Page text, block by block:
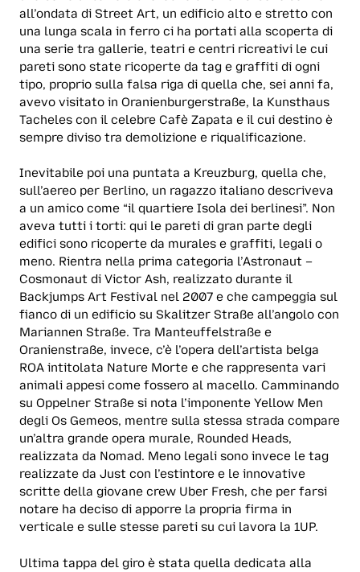
all’ondata di Street Art, un edificio alto e stretto con
una lunga scala in ferro ci ha portati alla scoperta di
una serie tra gallerie, teatri e centri ricreativi le cui
pareti sono state ricoperte da tag e graffiti di ogni
tipo, proprio sulla falsa riga di quella che, sei anni fa,
avevo visitato in Oranienburgerstraße, la Kunsthaus
Tacheles con il celebre Cafè Zapata e il cui destino è
sempre diviso tra demolizione e riqualificazione.
Inevitabile poi una puntata a Kreuzburg, quella che,
sull’aereo per Berlino, un ragazzo italiano descriveva
a un amico come “il quartiere Isola dei berlinesi”. Non
aveva tutti i torti: qui le pareti di gran parte degli
edifici sono ricoperte da murales e graffiti, legali o
meno. Rientra nella prima categoria l’Astronaut –
Cosmonaut di Victor Ash, realizzato durante il
Backjumps Art Festival nel 2007 e che campeggia sul
fianco di un edificio su Skalitzer Straße all’angolo con
Mariannen Straße. Tra Manteuffelstraße e
Oranienstraße, invece, c’è l’opera dell’artista belga
ROA intitolata Nature Morte e che rappresenta vari
animali appesi come fossero al macello. Camminando
su Oppelner Straße si nota l’imponente Yellow Men
degli Os Gemeos, mentre sulla stessa strada compare
un’altra grande opera murale, Rounded Heads,
realizzata da Nomad. Meno legali sono invece le tag
realizzate da Just con l’estintore e le innovative
scritte della giovane crew Uber Fresh, che per farsi
notare ha deciso di apporre la propria firma in
verticale e sulle stesse pareti su cui lavora la 1UP.
Ultima tappa del giro è stata quella dedicata alla